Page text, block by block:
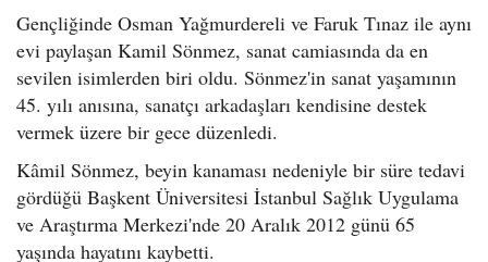
Gençliğinde Osman Yağmurdereli ve Faruk Tınaz ile aynı
evi paylaşan Kamil Sönmez, sanat camiasında da en
sevilen isimlerden biri oldu. Sönmez'in sanat yaşamının
45. yılı anısına, sanatçı arkadaşları kendisine destek
vermek üzere bir gece düzenledi.
Kâmil Sönmez, beyin kanaması nedeniyle bir süre tedavi
gördüğü Başkent Üniversitesi İstanbul Sağlık Uygulama
ve Araştırma Merkezi'nde 20 Aralık 2012 günü 65
yaşında hayatını kaybetti.